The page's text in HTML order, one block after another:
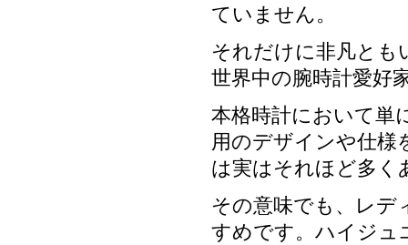
ていません。
それだけに非凡とも
世界中の腕時計愛好
本格時計において単
用のデザインや仕様
は実はそれほど多く
その意味でも、レデ
すめです。ハイジュ